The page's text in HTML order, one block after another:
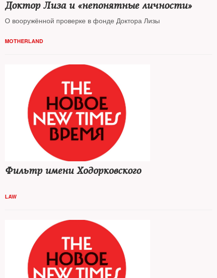
Доктор Лиза и «непонятные личности»
О вооружённой проверке в фонде Доктора Лизы
MOTHERLAND
Фильтр имени Ходорковского
LAW